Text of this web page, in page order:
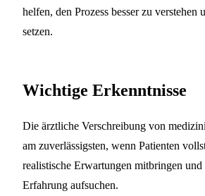
helfen, den Prozess besser zu verstehen
setzen.
Wichtige Erkenntnisse
Die ärztliche Verschreibung von
am zuverlässigsten, wenn Patienten
realistische Erwartungen mitbringen
Erfahrung aufsuchen.